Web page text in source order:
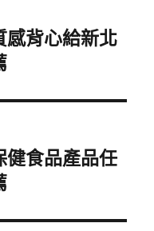
感背心給新北
健食品產品任